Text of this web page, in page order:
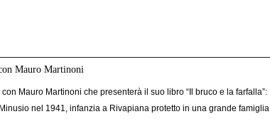
Mauro Martinoni
Mauro Martinoni che presenterà il suo libro “Il bruco e la farfalla”:
nel 1941, infanzia a Rivapiana protetto in una grande famiglia